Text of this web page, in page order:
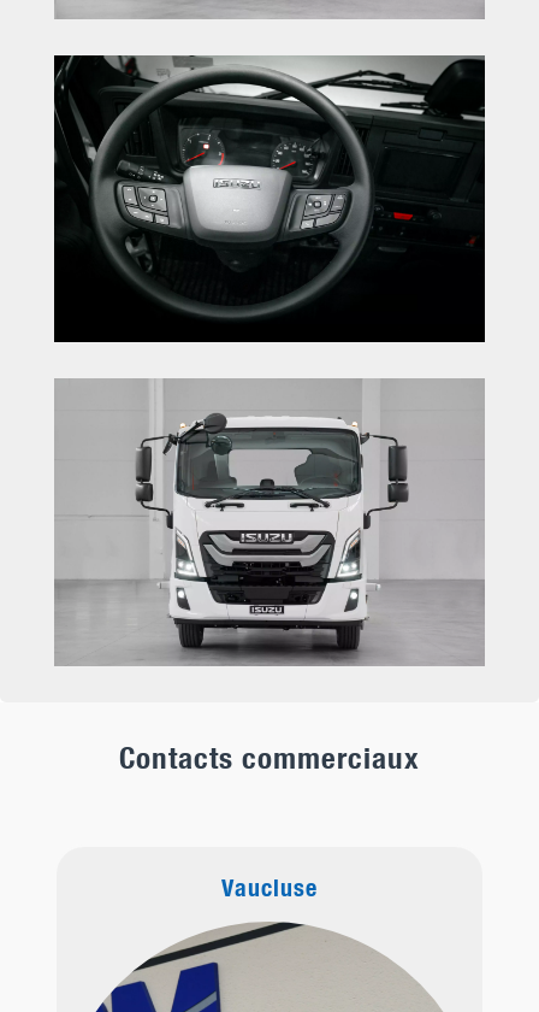
Contacts commerciaux
Vaucluse